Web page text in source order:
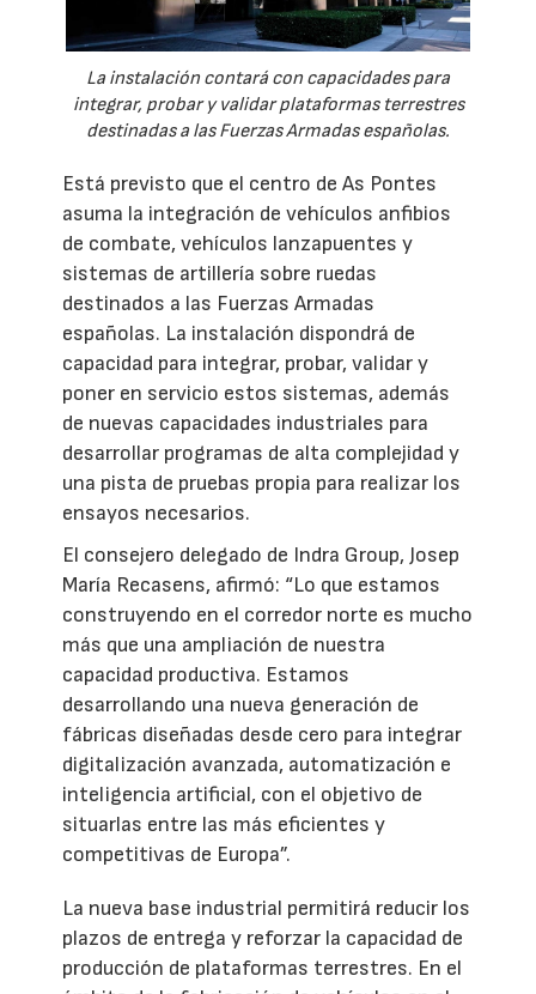
La instalación contará con capacidades para
integrar, probar y validar plataformas terrestres
destinadas a las Fuerzas Armadas españolas.
Está previsto que el centro de As Pontes
asuma la integración de vehículos anfibios
de combate, vehículos lanzapuentes y
sistemas de artillería sobre ruedas
destinados a las Fuerzas Armadas
españolas. La instalación dispondrá de
capacidad para integrar, probar, validar y
poner en servicio estos sistemas, además
de nuevas capacidades industriales para
desarrollar programas de alta complejidad y
una pista de pruebas propia para realizar los
ensayos necesarios.
El consejero delegado de Indra Group, Josep
María Recasens, afirmó: “Lo que estamos
construyendo en el corredor norte es mucho
más que una ampliación de nuestra
capacidad productiva. Estamos
desarrollando una nueva generación de
fábricas diseñadas desde cero para integrar
digitalización avanzada, automatización e
inteligencia artificial, con el objetivo de
situarlas entre las más eficientes y
competitivas de Europa”.
La nueva base industrial permitirá reducir los
plazos de entrega y reforzar la capacidad de
producción de plataformas terrestres. En el